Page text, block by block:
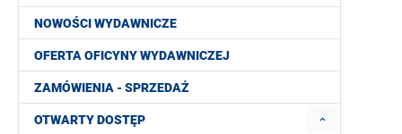
NOWOŚCI WYDAWNICZE
OFERTA OFICYNY WYDAWNICZEJ
ZAMÓWIENIA - SPRZEDAŻ
OTWARTY DOSTĘP